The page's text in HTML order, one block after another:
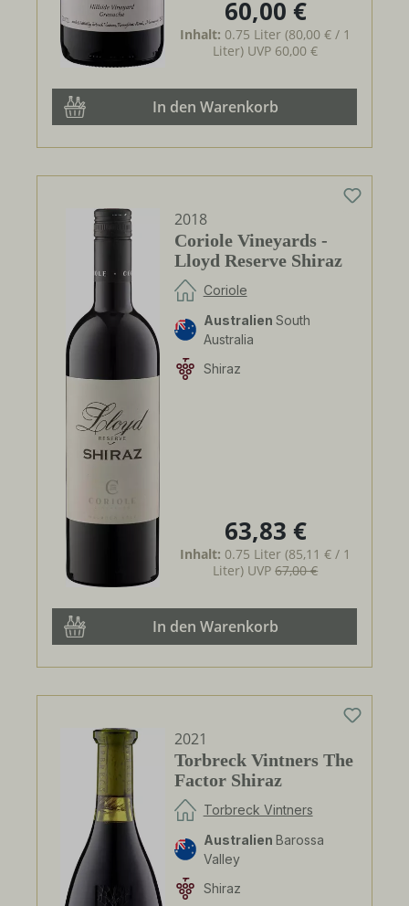
Regulärer Preis:
60,00 €
Inhalt: 0.75 Liter(80,00 € / 1
Liter) UVP 60,00 €
In den Warenkorb
2018
Coriole Vineyards -
Lloyd Reserve Shiraz
Coriole
Australien South
Australia
Shiraz
Regulärer Preis:
63,83 €
Inhalt: 0.75 Liter(85,11 € / 1
Liter) UVP67,00 €
In den Warenkorb
2021
Torbreck Vintners The
Factor Shiraz
Torbreck Vintners
Australien Barossa
Valley
Shiraz